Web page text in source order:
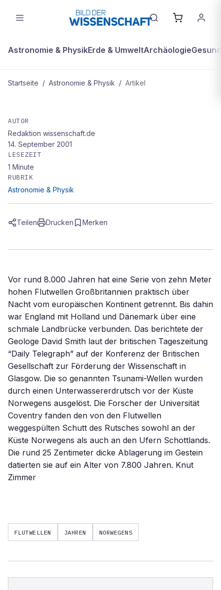
Astronomie & PhysikErde & UmweltArchäologie
Startseite / Astronomie & Physik / Artikel
Flutwellen machten Großbritannien
vor rund 8.000 Jahren über Nacht
zur Insel
AUTOR
Redaktion wissenschaft.de
14. September 2001
LESEZEIT
1 Minute
RUBRIK
Astronomie & Physik
Teilen Drucken Merken
Vor rund 8.000 Jahren hat eine Serie von zehn Meter
hohen Flutwellen Großbritannien praktisch über
Nacht vom europäischen Kontinent getrennt. Bis dahin
war England mit Holland und Dänemark über eine
schmale Landbrücke verbunden. Das berichtete der
Geologe David Smith laut der britischen Tageszeitung
“Daily Telegraph” auf der Konferenz der Britischen
Gesellschaft zur Förderung der Wissenschaft in
Glasgow. Die so genannten Tsunami-Wellen wurden
durch einen Unterwassererdrutsch vor der Küste
Norwegens ausgelöst. Die Forscher der Universität
Coventry fanden den von den Flutwellen
weggespülten Schutt des Rutsches sowohl an der
Küste Norwegens als auch an den Ufern Schottlands.
Die rund 25 Zentimeter dicke Ablagerung im Gestein
datierten sie auf ein Alter von 7.800 Jahren. Knut
Zimmer
FLUTWELLEN JAHREN NORWEGENS